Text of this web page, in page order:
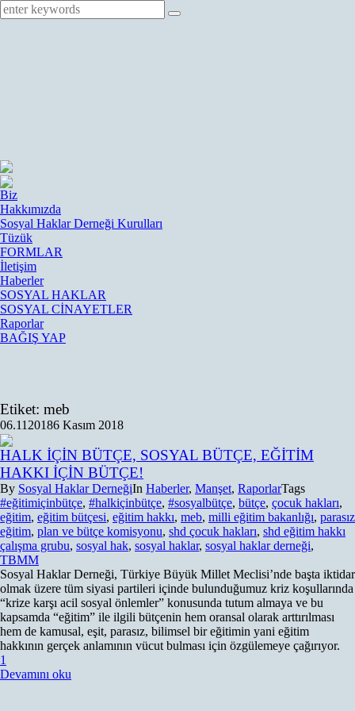
Biz
Hakkımızda
Sosyal Haklar Derneği Kurulları
Tüzük
FORMLAR
İletişim
Haberler
SOSYAL HAKLAR
SOSYAL CİNAYETLER
Raporlar
BAĞIŞ YAP
Etiket: meb
06.11 20186 Kasım 2018
HALK İÇİN BÜTÇE, SOSYAL BÜTÇE, EĞİTİM
HAKKI İÇİN BÜTÇE!
By Sosyal Haklar DerneğiIn Haberler, Manşet, RaporlarTags
#eğitimiçinbütçe, #halkiçinbütçe, #sosyalbütçe, bütçe, çocuk hakları,
eğitim, eğitim bütçesi, eğitim hakkı, meb, milli eğitim bakanlığı, parasız
eğitim, plan ve bütçe komisyonu, shd çocuk hakları, shd eğitim hakkı
çalışma grubu, sosyal hak, sosyal haklar, sosyal haklar derneği,
TBMM
Sosyal Haklar Derneği, Türkiye Büyük Millet Meclisi’nde başta iktidar
olmak üzere tüm siyasi partileri içinde bulunduğumuz kriz koşullarında
“krize karşı acil sosyal önlemler” konusunda tutum almaya ve bu
kapsamda “eğitim” ile ilgili bütçenin hem oransal olarak arttırılması
hem de kamusal, eşit, parasız, bilimsel bir eğitimin yani eğitim
hakkının gerçek anlamının vücut bulması için özgülemeye çağırıyor.
1
Devamını oku